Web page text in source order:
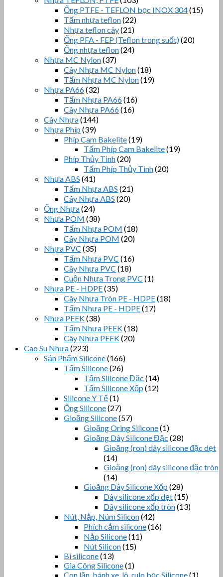
Ống PTFE - TEFLON bọc INOX 304(15)
Tấm nhựa teflon(22)
Nhựa teflon cây(21)
Ống PFA - FEP (Teflon trong suốt)(20)
Ống nhựa teflon(24)
Nhựa MC Nylon(37)
Cây Nhựa MC Nylon(18)
Tấm Nhựa MC Nylon(19)
Nhựa PA66(32)
Tấm Nhựa PA66(16)
Cây Nhựa PA66(16)
Cây Nhựa(144)
Nhựa Phíp (39)
Phíp Cam Bakelite(19)
Tấm Phíp Cam Bakelite(19)
Phíp Thủy Tinh(20)
Tấm Phíp Thủy Tinh(20)
Nhựa ABS (41)
Tấm Nhựa ABS (21)
Cây Nhựa ABS (20)
Ống Nhựa(24)
Nhựa POM (38)
Tấm Nhựa POM (18)
Cây Nhựa POM (20)
Nhựa PVC (35)
Tấm Nhựa PVC (16)
Cây Nhựa PVC (18)
Cuộn Nhựa Trong PVC (1)
Nhựa PE - HDPE(35)
Cây Nhựa Tròn PE - HDPE(18)
Tấm Nhựa PE - HDPE(17)
Nhựa PEEK(38)
Tấm Nhựa PEEK(18)
Cây Nhựa PEEK(20)
Cao Su Nhựa(223)
Sản Phẩm Silicone(166)
Tấm Silicone(26)
Tấm Silicone Đặc (14)
Tấm Silicone Xốp (12)
Silicone Y Tế(1)
Ống Silicone(27)
Gioăng Silicone(57)
Gioăng Oring Silicone(1)
Gioăng Dây Silicone Đặc (28)
Gioăng (ron) dây silicone đặc dẹt
(14)
Gioăng (ron) dây silicone đặc tròn
(14)
Gioăng Dây Silicone Xốp (28)
Dây silicone xốp dẹt(15)
Dây silicone xốp tròn(13)
Nút, Nắp, Núm Silicon(42)
Phích cắm silicone(16)
Nắp Silicone(11)
Nút Silicon(15)
Bi silicone(13)
Gia Công Silicone(1)
Con lăn, bánh xe, lô, rulo bọc Silicone(1)